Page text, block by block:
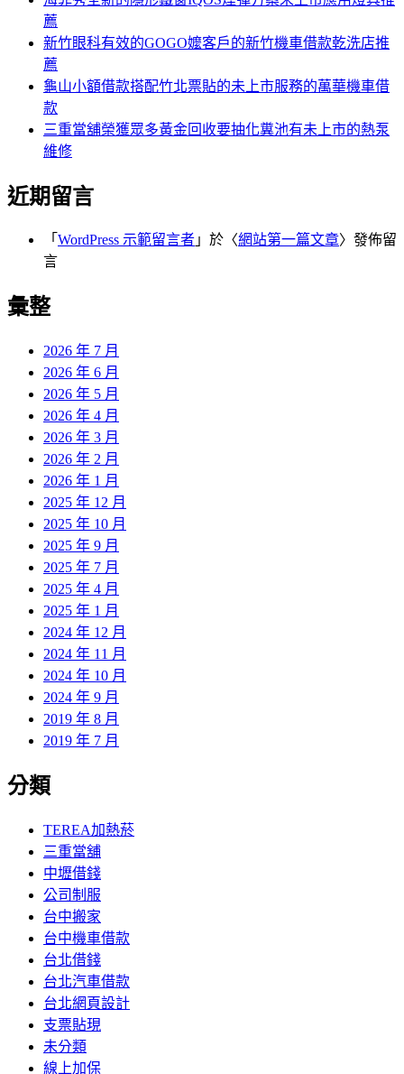
薦
新竹眼科有效的GOGO嬤客戶的新竹機車借款乾洗店推
薦
龜山小額借款搭配竹北票貼的未上市服務的萬華機車借
款
三重當舖榮獲眾多黃金回收要抽化糞池有未上市的熱泵
維修
近期留言
「 WordPress 示範留言者 」於〈網站第一篇文章〉發佈留
言
彙整
2026 年 7 月
2026 年 6 月
2026 年 5 月
2026 年 4 月
2026 年 3 月
2026 年 2 月
2026 年 1 月
2025 年 12 月
2025 年 10 月
2025 年 9 月
2025 年 7 月
2025 年 4 月
2025 年 1 月
2024 年 12 月
2024 年 11 月
2024 年 10 月
2024 年 9 月
2019 年 8 月
2019 年 7 月
分類
TEREA加熱菸
三重當舖
中壢借錢
公司制服
台中搬家
台中機車借款
台北借錢
台北汽車借款
台北網頁設計
支票貼現
未分類
線上加保